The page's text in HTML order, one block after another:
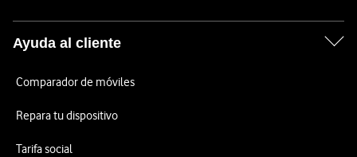
Ayuda al cliente
Comparador de móviles
Repara tu dispositivo
Tarifa social